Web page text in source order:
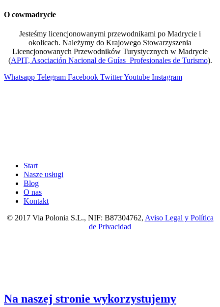
O cowmadrycie
Jesteśmy licencjonowanymi przewodnikami po Madrycie i
okolicach. Należymy do Krajowego Stowarzyszenia
Licencjonowanych Przewodników Turystycznych w Madrycie
(APIT, Asociación Nacional de Guías Profesionales de Turismo).
Whatsapp Telegram Facebook TwitterYoutube Instagram
Start
Nasze usługi
Blog
O nas
Kontakt
© 2017 Via Polonia S.L., NIF: B87304762, Aviso Legal y Política
de Privacidad
Na naszej stronie wykorzystujemy